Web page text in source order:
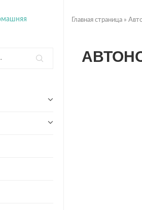
Главная страница »